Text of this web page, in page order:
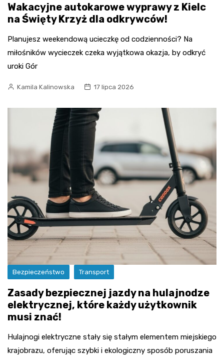
Wakacyjne autokarowe wyprawy z Kielc
na Święty Krzyż dla odkrywców!
Planujesz weekendową ucieczkę od codzienności? Na
miłośników wycieczek czeka wyjątkowa okazja, by odkryć
uroki Gór
Kamila Kalinowska 17 lipca 2026
Bezpieczeństwo Transport
Zasady bezpiecznej jazdy na hulajnodze
elektrycznej, które każdy użytkownik
musi znać!
Hulajnogi elektryczne stały się stałym elementem miejskiego
krajobrazu, oferując szybki i ekologiczny sposób poruszania